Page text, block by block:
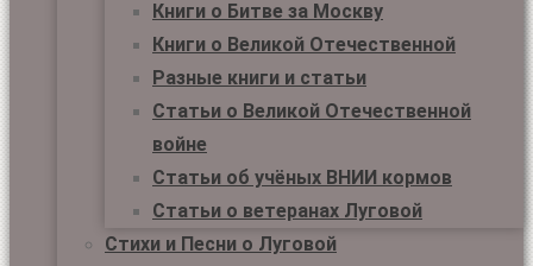
Книги о Битве за Москву
Книги о Великой Отечественной
Разные книги и статьи
Статьи о Великой Отечественной
войне
Статьи об учёных ВНИИ кормов
Статьи о ветеранах Луговой
Стихи и Песни о Луговой